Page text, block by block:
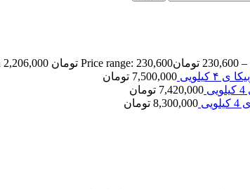
–
230,600 تومانPrice range: 230,600 تومان through 2,206,000 تومان
7,500,000 تومان
7,420,000 تومان
8,300,000 تومان